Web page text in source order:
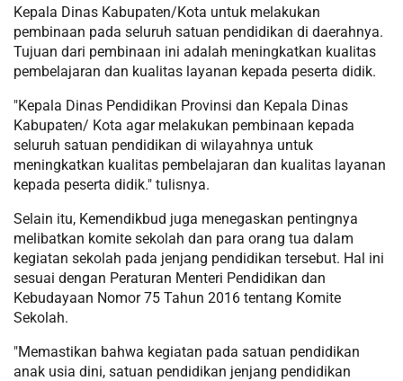
Kepala Dinas Kabupaten/Kota untuk melakukan
pembinaan pada seluruh satuan pendidikan di daerahnya.
Tujuan dari pembinaan ini adalah meningkatkan kualitas
pembelajaran dan kualitas layanan kepada peserta didik.
"Kepala Dinas Pendidikan Provinsi dan Kepala Dinas
Kabupaten/ Kota agar melakukan pembinaan kepada
seluruh satuan pendidikan di wilayahnya untuk
meningkatkan kualitas pembelajaran dan kualitas layanan
kepada peserta didik." tulisnya.
Selain itu, Kemendikbud juga menegaskan pentingnya
melibatkan komite sekolah dan para orang tua dalam
kegiatan sekolah pada jenjang pendidikan tersebut. Hal ini
sesuai dengan Peraturan Menteri Pendidikan dan
Kebudayaan Nomor 75 Tahun 2016 tentang Komite
Sekolah.
"Memastikan bahwa kegiatan pada satuan pendidikan
anak usia dini, satuan pendidikan jenjang pendidikan